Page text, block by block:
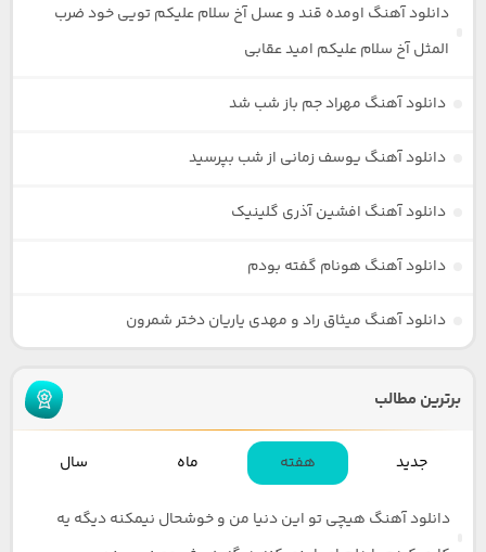
دانلود آهنگ اومده قند و عسل آخ سلام علیکم تویی خود ضرب
المثل آخ سلام علیکم امید عقابی
دانلود آهنگ مهراد جم باز شب شد
دانلود آهنگ یوسف زمانی از شب بپرسید
دانلود آهنگ افشین آذری گلینیک
دانلود آهنگ هونام گفته بودم
دانلود آهنگ میثاق راد و مهدی یاریان دختر شمرون
برترین مطالب
جدید هفته ماه سال
دانلود آهنگ هیچی تو این دنیا من و خوشحال نیمکنه دیگه یه